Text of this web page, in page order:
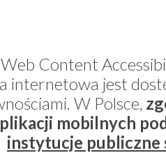
Content
internetowa jest
W Polsce,
mobilnych
instytucje publiczne